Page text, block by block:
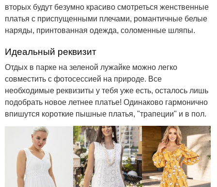
вторых будут безумно красиво смотреться женственные
платья с приспущенными плечами, романтичные белые
наряды, принтованная одежда, соломенные шляпы.
Идеальный реквизит
Отдых в парке на зеленой лужайке можно легко
совместить с фотосессией на природе. Все
необходимые реквизиты у тебя уже есть, осталось лишь
подобрать новое летнее платье! Одинаково гармонично
впишутся короткие пышные платья, "трапеции" и в пол.